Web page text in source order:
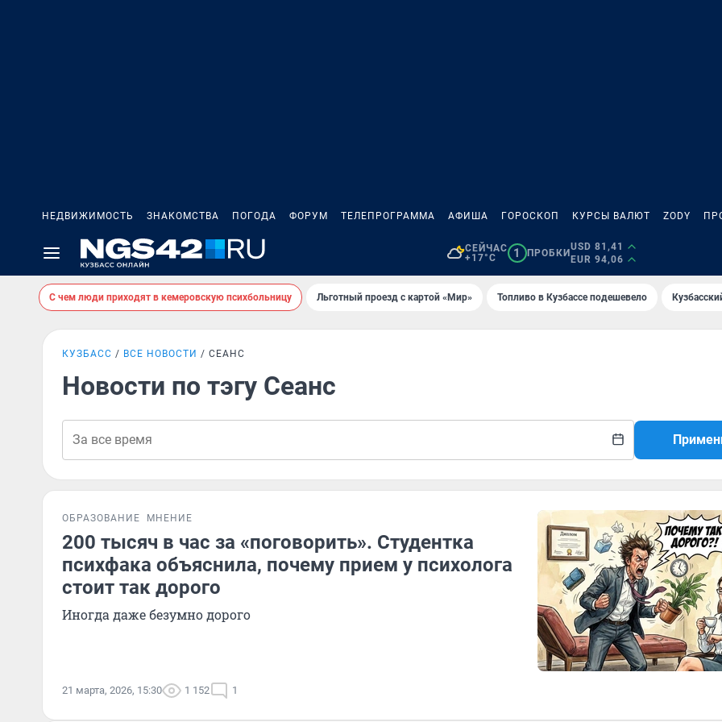
НЕДВИЖИМОСТЬ ЗНАКОМСТВА ПОГОДА ФОРУМ ТЕЛЕПРОГРАММА АФИША ГОРОСКОП КУРСЫ ВАЛЮТ ZODY
СЕЙЧАС
+17°C
1 ПРОБКИ
USD 81,41
EUR 94,06
С чем люди приходят в кемеровскую психбольницу Льготный проезд с картой «Мир» Топливо в Кузбассе подешевело
КУЗБАСС ВСЕ НОВОСТИ СЕАНС
Новости по тэгу Сеанс
ОБРАЗОВАНИЕ МНЕНИЕ
200 тысяч в час за «поговорить». Студентка
психфака объяснила, почему прием у психолога
стоит так дорого
Иногда даже безумно дорого
21 марта, 2026, 15:30 1 152 1